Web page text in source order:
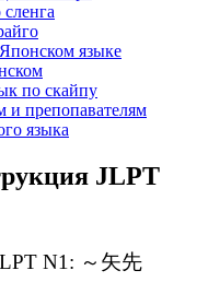
языке
по скайпу
и препопавателям
языка
JLPT
N1: ～矢先